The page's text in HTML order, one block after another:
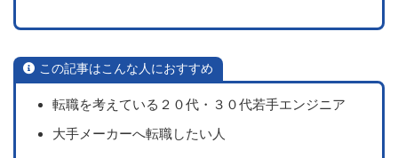
この記事はこんな人におすすめ
転職を考えている２０代・３０代若手エンジニア
大手メーカーへ転職したい人